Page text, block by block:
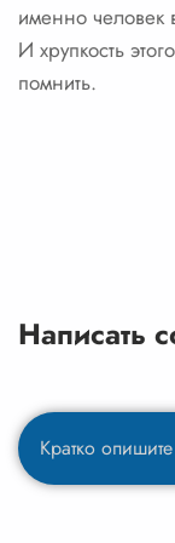
именно человек
И хрупкость
помнить.
Написать